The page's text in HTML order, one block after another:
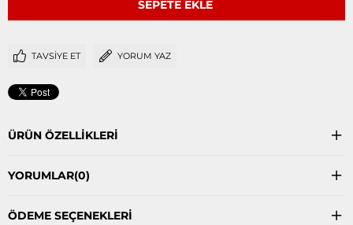
TAVSIYE ET YORUM YAZ
ÜRÜN ÖZELLIKLERI
YORUMLAR(0)
ÖDEME SEÇENEKLERI